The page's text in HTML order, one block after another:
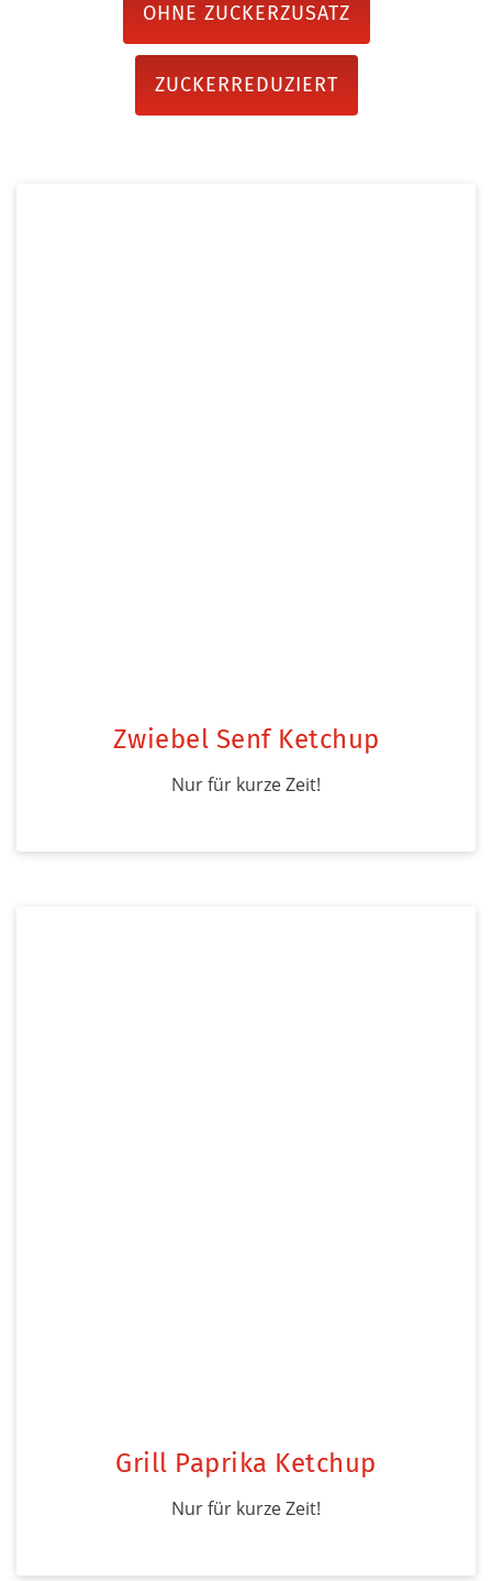
OHNE ZUCKERZUSATZ
ZUCKERREDUZIERT
Zwiebel Senf Ketchup
Nur für kurze Zeit!
Grill Paprika Ketchup
Nur für kurze Zeit!